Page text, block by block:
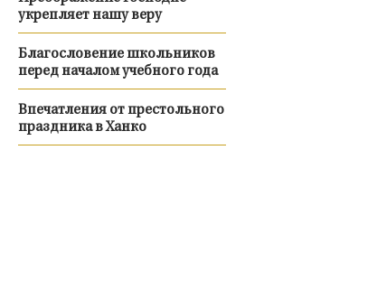
укрепляет нашу веру
Благословение школьников
перед началом учебного года
Впечатления от престольного
праздника в Ханко